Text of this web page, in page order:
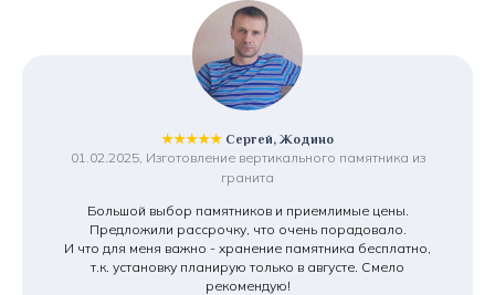
★★★★★ Сергей, Жодино
01.02.2025, Изготовление вертикального памятника из
гранита
Большой выбор памятников и приемлимые цены.
Предложили рассрочку, что очень порадовало.
И что для меня важно - хранение памятника бесплатно,
т.к. установку планирую только в августе. Смело
рекомендую!